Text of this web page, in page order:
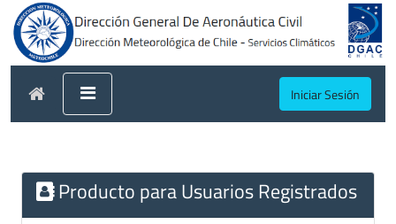
Iniciar Sesión
Producto para Usuarios Registrados